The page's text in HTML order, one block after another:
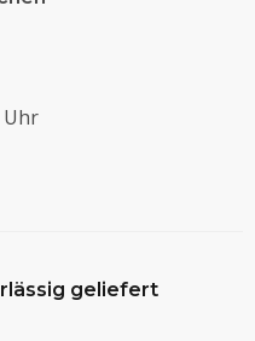
Uhr
geliefert